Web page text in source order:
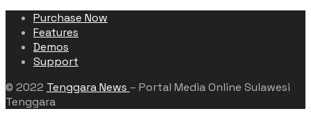
Purchase Now
Features
Demos
Support
© 2022 Tenggara News – Portal Media Online Sulawesi
Tenggara